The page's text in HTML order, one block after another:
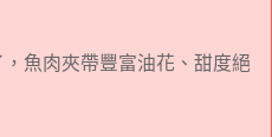
魚肉夾帶豐富油花、甜度絕